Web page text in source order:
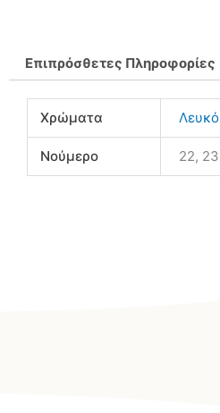
Επιπρόσθετες Πληροφορίες
Χρώματα Λευκό
Νούμερο 22, 23